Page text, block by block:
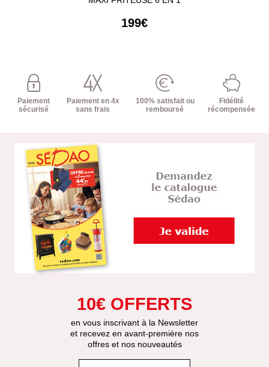
199€
Paiement
sécurisé
Paiement en 4x
sans frais
100% satisfait ou
remboursé
Fidélité
récompensée
10€ OFFERTS
en vous inscrivant à la Newsletter
et recevez en avant-première nos
offres et nos nouveautés